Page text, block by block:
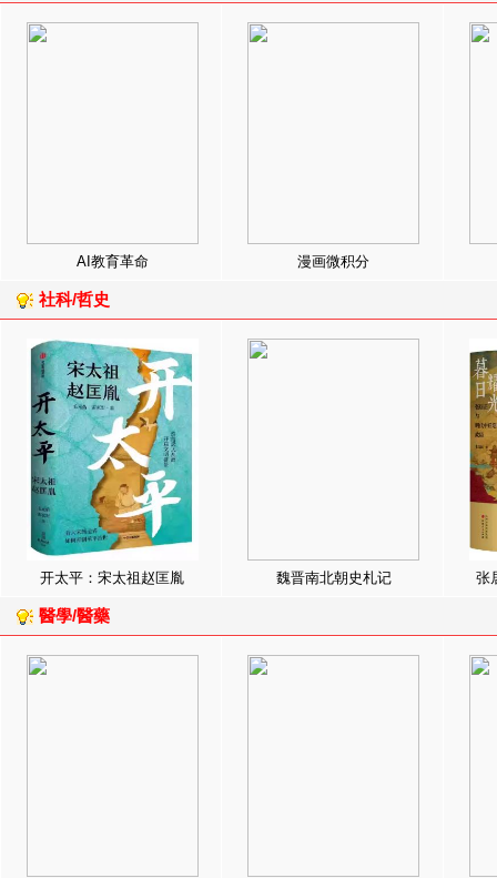
AI教育革命 漫画微积分
社科/哲史
开太平：宋太祖赵匡胤 魏晋南北朝史札记 张
醫學/醫藥